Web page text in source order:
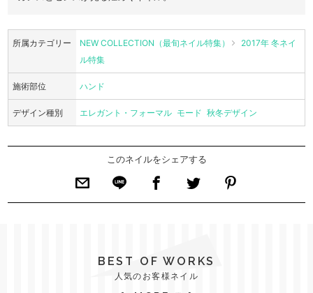
所属カテゴリー NEW COLLECTION（最旬ネイル特集）
2017年 冬ネイ
ル特集
施術部位 ハンド
デザイン種別 エレガント・フォーマル モード 秋冬デザイン
このネイルをシェアする
BEST OF WORKS
人気のお客様ネイル